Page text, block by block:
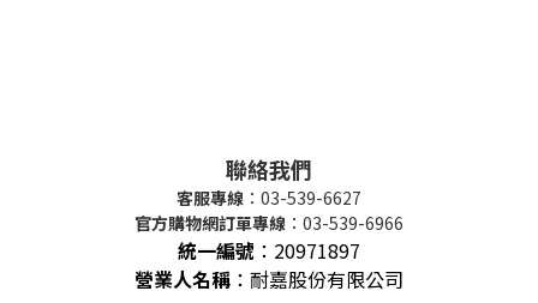
聯絡我們
客服專線 ：03-539-6627
官方購物網訂單專線 ：03-539-6966
統一編號 ： 20971897
營業人名稱 ：耐嘉股份有限公司